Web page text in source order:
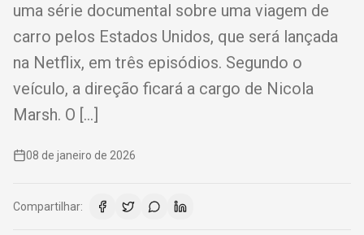
uma série documental sobre uma viagem de
carro pelos Estados Unidos, que será lançada
na Netflix, em três episódios. Segundo o
veículo, a direção ficará a cargo de Nicola
Marsh. O […]
08 de janeiro de 2026
Compartilhar: